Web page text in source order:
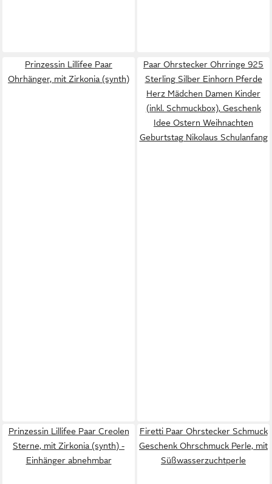
Prinzessin Lillifee Paar
Ohrhänger, mit Zirkonia (synth)
Paar Ohrstecker Ohrringe 925
Sterling Silber Einhorn Pferde
Herz Mädchen Damen Kinder
(inkl. Schmuckbox), Geschenk
Idee Ostern Weihnachten
Geburtstag Nikolaus Schulanfang
Prinzessin Lillifee Paar Creolen
Sterne, mit Zirkonia (synth) -
Einhänger abnehmbar
Firetti Paar Ohrstecker Schmuck
Geschenk Ohrschmuck Perle, mit
Süßwasserzuchtperle